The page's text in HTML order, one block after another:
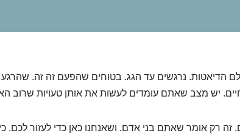
הדיאטות. נרגשים עד הגג. בטוחים שהפעם זה זה. שהרגע
יש מצב שאתם עומדים לעשות את אותן טעויות שרוב
זה רק אומר שאתם בני אדם. ושאנחנו כאן כדי לעזור לכם.